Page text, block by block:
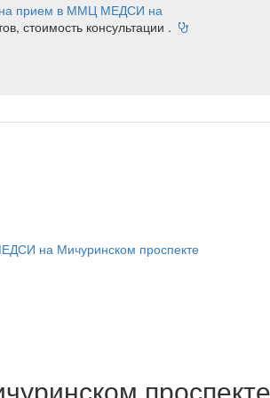
на прием в ММЦ МЕДСИ на
стоимость консультации .
проспекте